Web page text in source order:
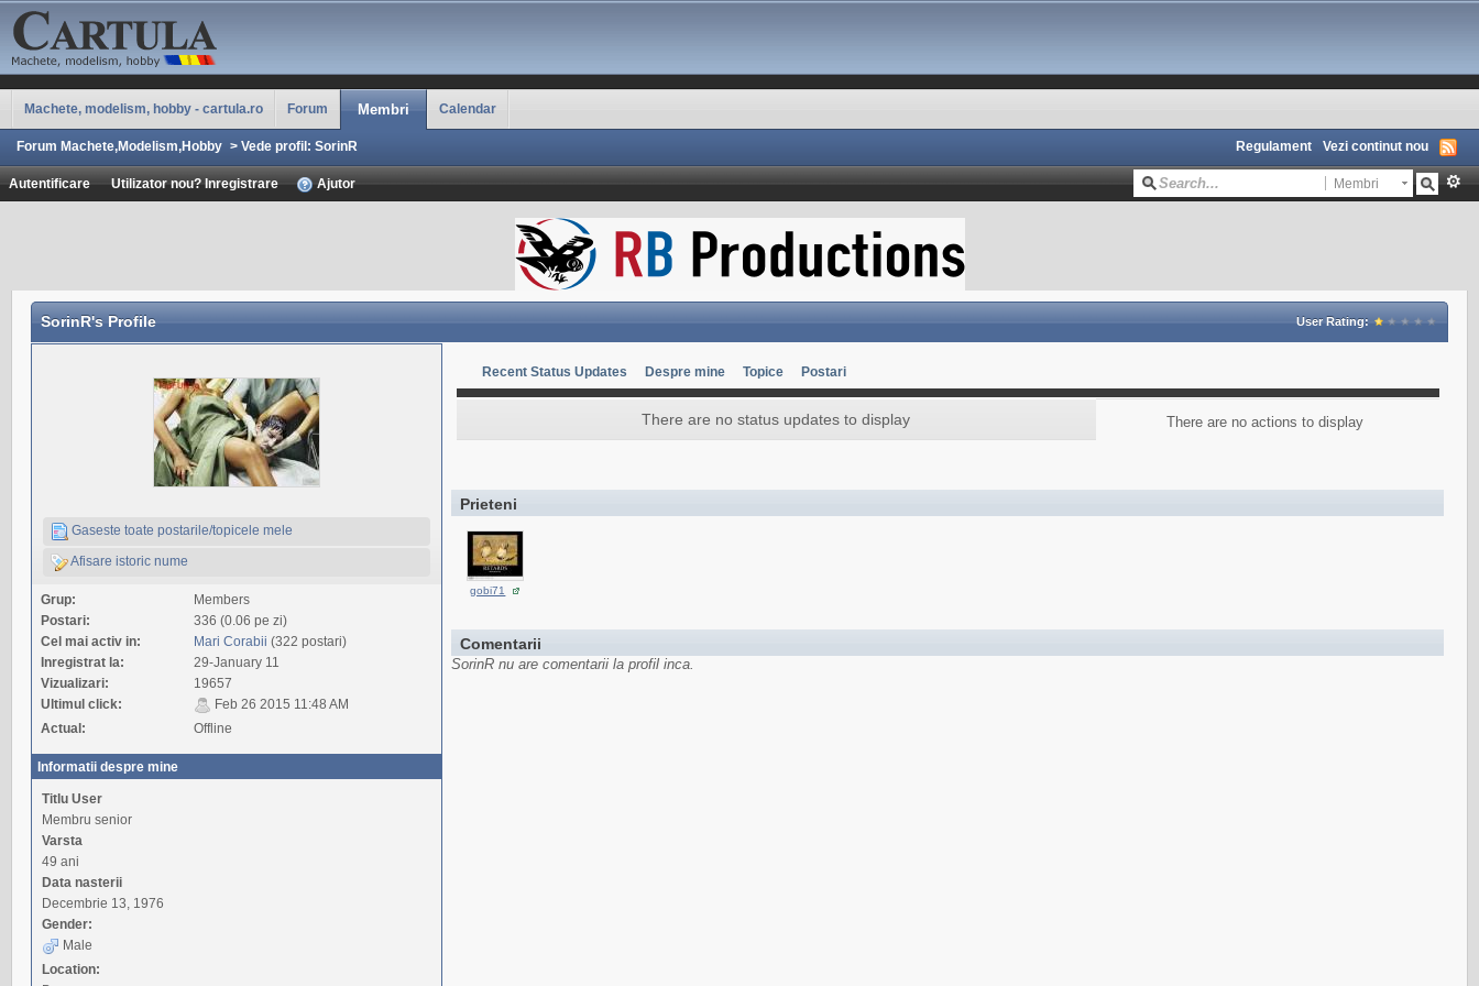
Machete, modelism, hobby - cartula.ro Forum Membri Calendar
Forum Machete,Modelism,Hobby > Vede profil: SorinR Regulament Vezi continut nou
Autentificare Utilizator nou? Inregistrare Ajutor Membri
SorinR's Profile User Rating:
Gaseste toate postarile/topicele mele
Afisare istoric nume
Grup:
Members
Postari:
336 (0.06 pe zi)
Cel mai activ in:
Mari Corabii (322 postari)
Inregistrat la:
29-January 11
Vizualizari:
19657
Ultimul click:
Feb 26 2015 11:48 AM
Actual:
Offline
Informatii despre mine
Titlu User
Membru senior
Varsta
49 ani
Data nasterii
Decembrie 13, 1976
Gender:
Male
Location:
Recent Status Updates Despre mine Topice Postari
There are no status updates to display There are no actions to display
Prieteni
gobi71
Comentarii
SorinR nu are comentarii la profil inca.